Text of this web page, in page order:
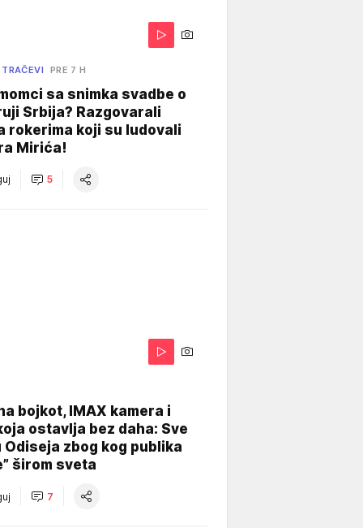
PRE 7 H
sa snimka svadbe o
Srbija? Razgovarali
rokerima koji su ludovali
Mirića!
5
bojkot, IMAX kamera i
ostavlja bez daha: Sve
Odiseja zbog kog publika
širom sveta
7